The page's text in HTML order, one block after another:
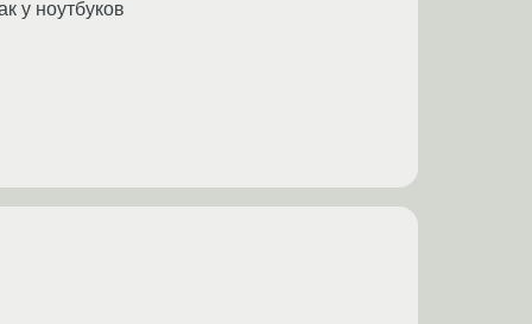
у ноутбуков